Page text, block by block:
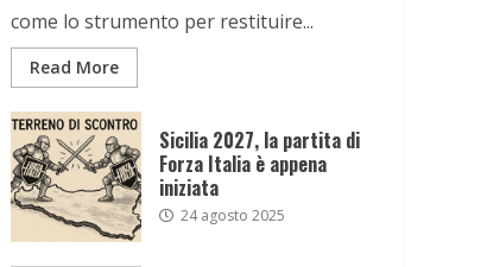
come lo strumento per restituire...
Read More
Sicilia 2027, la partita di
Forza Italia è appena
iniziata
24 agosto 2025